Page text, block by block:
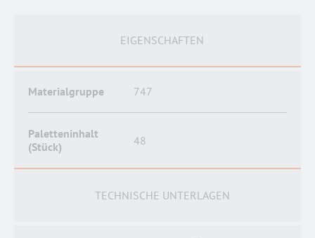
EIGENSCHAFTEN
Materialgruppe 747
Paletteninhalt
(Stück)
48
TECHNISCHE UNTERLAGEN